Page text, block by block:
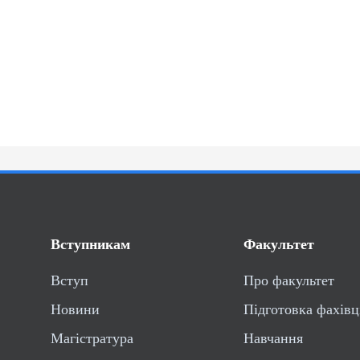
Вступникам
Вступ
Новини
Магістратура
Факультет
Про факультет
Підготовка
Навчання